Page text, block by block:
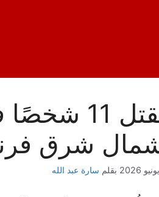
مقتل 11
شرق
بقلم سارة عبد الله